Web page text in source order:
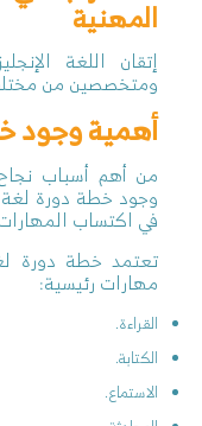
المهنية
إتقان اللغة
ومتخصصين من
أهمية وجود
من أهم أسباب نجاح
وجود خطة دورة لغة
في اكتساب
تعتمد خطة دورة
مهارات رئيسية:
القراءة.
الكتابة.
الاستماع.